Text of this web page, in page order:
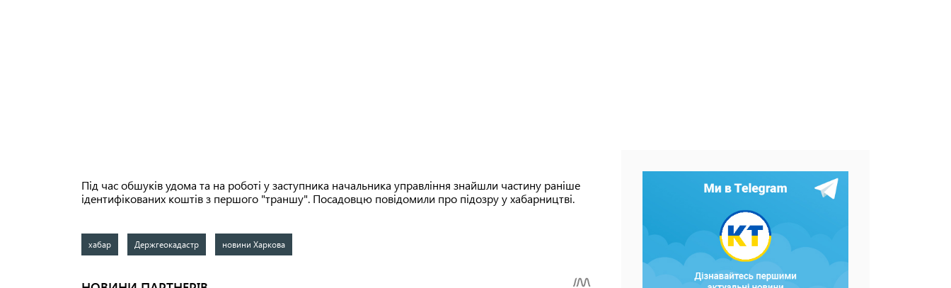
Під час обшуків удома та на роботі у заступника начальника управління знайшли частину раніше
ідентифікованих коштів з першого "траншу". Посадовцю повідомили про підозру у хабарництві.
хабар Держгеокадастр новини Харкова